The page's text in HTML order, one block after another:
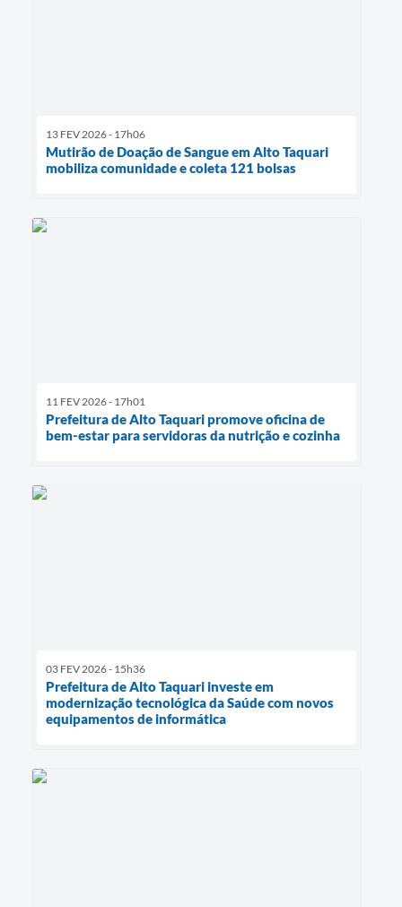
13 FEV 2026 - 17h06
Mutirão de Doação de Sangue em Alto Taquari
mobiliza comunidade e coleta 121 bolsas
11 FEV 2026 - 17h01
Prefeitura de Alto Taquari promove oficina de
bem-estar para servidoras da nutrição e cozinha
03 FEV 2026 - 15h36
Prefeitura de Alto Taquari investe em
modernização tecnológica da Saúde com novos
equipamentos de informática